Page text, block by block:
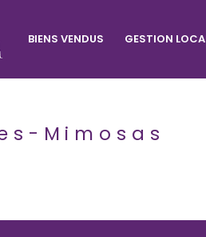
BIENS VENDUS GESTION
le site de l'agence du
Mimosas